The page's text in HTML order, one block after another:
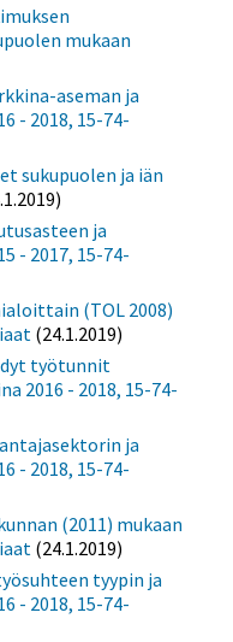
mukaan
aseman ja
- 2018, 15-74-
sukupuolen ja iän
ja
- 2017, 15-74-
(TOL 2008)
(24.1.2019)
työtunnit
2016 - 2018, 15-74-
ja
- 2018, 15-74-
(2011) mukaan
(24.1.2019)
tyypin ja
- 2018, 15-74-